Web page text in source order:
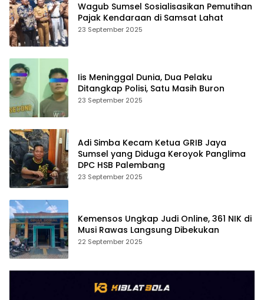
Wagub Sumsel Sosialisasikan Pemutihan
Pajak Kendaraan di Samsat Lahat
23 September 2025
Iis Meninggal Dunia, Dua Pelaku
Ditangkap Polisi, Satu Masih Buron
23 September 2025
Adi Simba Kecam Ketua GRIB Jaya
Sumsel yang Diduga Keroyok Panglima
DPC HSB Palembang
23 September 2025
Kemensos Ungkap Judi Online, 361 NIK di
Musi Rawas Langsung Dibekukan
22 September 2025